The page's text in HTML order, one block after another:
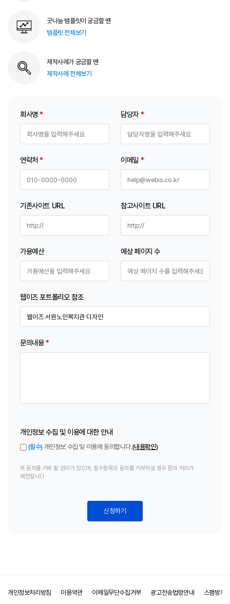
굿나눔 템플릿이 궁금할 땐
템플릿 전체보기
제작사례가 궁금할 땐
제작사례 전체보기
회사명* 담당자*
연락처* 이메일 *
기존사이트 URL 참고사이트 URL
가용예산 예상 페이지 수
웹이즈 포트폴리오 참조
문의내용*
개인정보 수집 및 이용에 대한 안내
(필수) 개인정보 수집 및 이용에 동의합니다.(내용확인)
위 동의를 거부 할 권리가 있으며, 필수항목의 동의를 거부하실 경우 문의 처리가
제한됩니다.
신청하기
개인정보처리방침 이용약관 이메일무단수집거부 광고전송법령안내 스팸방지